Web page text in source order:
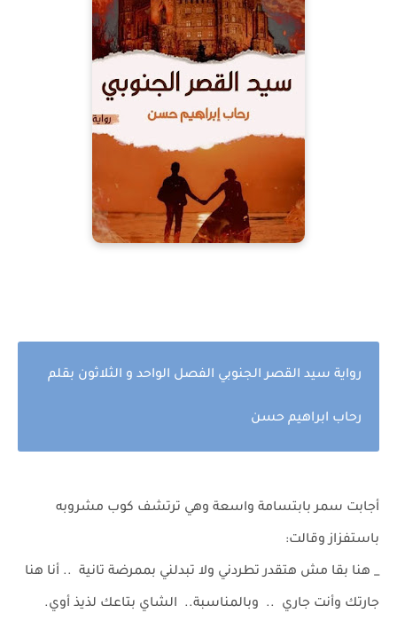
رواية سيد القصر الجنوبي الفصل الواحد و الثلاثون بقلم
رحاب ابراهيم حسن
أجابت سمر بابتسامة واسعة وهي ترتشف كوب مشروبه
باستفزاز وقالت:
_ هنا بقا مش هتقدر تطردني ولا تبدلني بممرضة تانية .. أنا هنا
جارتك وأنت جاري .. وبالمناسبة.. الشاي بتاعك لذيذ أوي.